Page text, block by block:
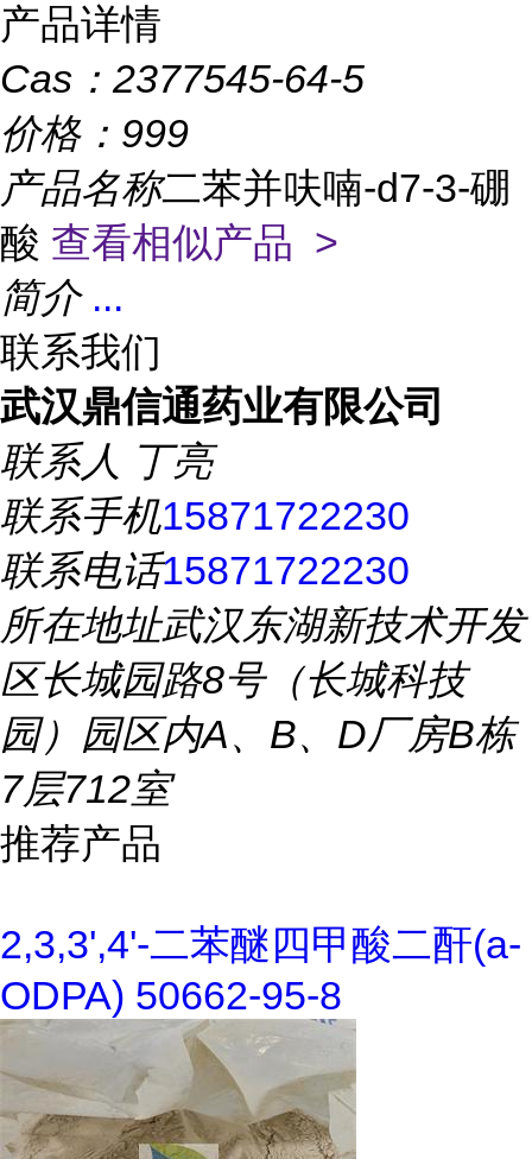
产品详情
Cas： 2377545-64-5
价格： 999
产品名称二苯并呋喃-d7-3-硼
酸 查看相似产品 >
简介 ...
联系我们
武汉鼎信通药业有限公司
联系人 丁亮
联系手机15871722230
联系电话15871722230
所在地址武汉东湖新技术开发
区长城园路8号（长城科技
园）园区内A、B、D厂房B栋
7层712室
推荐产品
2,3,3',4'-二苯醚四甲酸二酐(a-
ODPA) 50662-95-8